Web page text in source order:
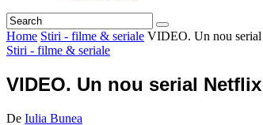
Home Stiri - filme & seriale VIDEO. Un nou serial
Stiri - filme & seriale
VIDEO. Un nou serial
De Iulia Bunea